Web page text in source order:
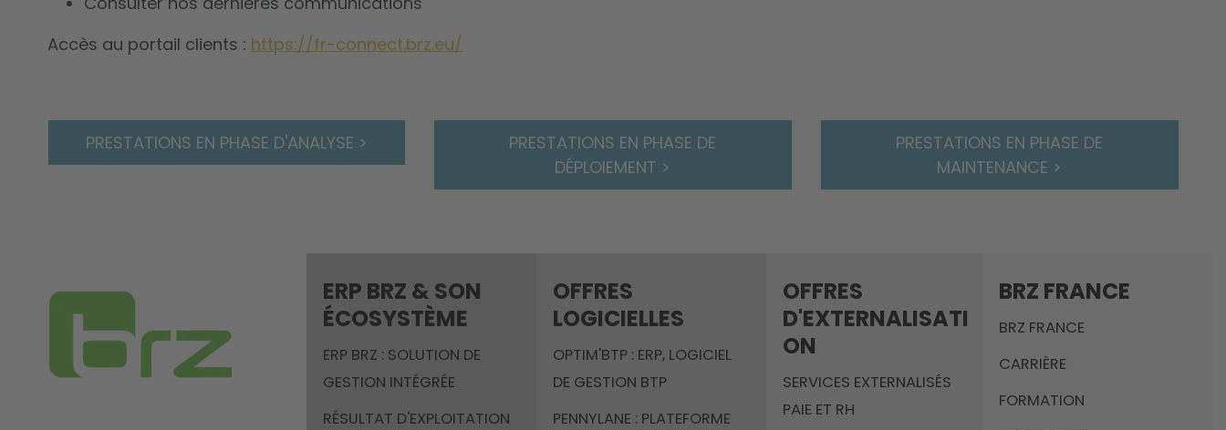
Accès au portail clients : https://fr-connect.brz.eu/
PRESTATIONS EN PHASE D'ANALYSE >
PRESTATIONS EN PHASE DE
DÉPLOIEMENT >
PRESTATIONS EN PHASE DE
MAINTENANCE >
ERP BRZ & SON
ÉCOSYSTÈME
ERP BRZ : SOLUTION DE
GESTION INTÉGRÉE
RÉSULTAT D'EXPLOITATION
OFFRES
LOGICIELLES
OPTIM'BTP : ERP, LOGICIEL
DE GESTION BTP
PENNYLANE : PLATEFORME
OFFRES
D'EXTERNALISATI
ON
SERVICES EXTERNALISÉS
PAIE ET RH
BRZ FRANCE
BRZ FRANCE
CARRIÈRE
FORMATION